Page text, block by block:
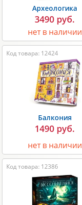
Археологика
3490 руб.
нет в наличии
Код товара: 12424
Балкония
1490 руб.
нет в наличии
Код товара: 12386